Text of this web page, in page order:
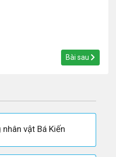
Bài sau
vật Bá Kiến